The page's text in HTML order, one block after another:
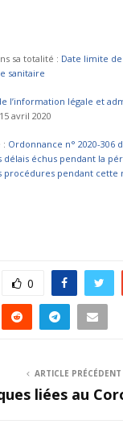
sa totalité : Date limite
sanitaire
l’information légale et
avril 2020
: Ordonnance n° 2020-306
échus pendant la
procédures pendant
0
ARTICLE PRÉCÉDENT
liées au